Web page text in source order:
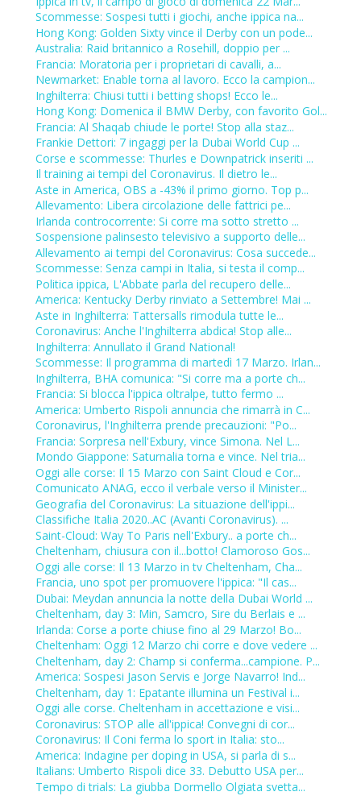
Scommesse: Sospesi tutti i giochi, anche ippica na...
Hong Kong: Golden Sixty vince il Derby con un pode...
Australia: Raid britannico a Rosehill, doppio per ...
Francia: Moratoria per i proprietari di cavalli, a...
Newmarket: Enable torna al lavoro. Ecco la campion...
Inghilterra: Chiusi tutti i betting shops! Ecco le...
Hong Kong: Domenica il BMW Derby, con favorito Gol...
Francia: Al Shaqab chiude le porte! Stop alla staz...
Frankie Dettori: 7 ingaggi per la Dubai World Cup ...
Corse e scommesse: Thurles e Downpatrick inseriti ...
Il training ai tempi del Coronavirus. Il dietro le...
Aste in America, OBS a -43% il primo giorno. Top p...
Allevamento: Libera circolazione delle fattrici pe...
Irlanda controcorrente: Si corre ma sotto stretto ...
Sospensione palinsesto televisivo a supporto delle...
Allevamento ai tempi del Coronavirus: Cosa succede...
Scommesse: Senza campi in Italia, si testa il comp...
Politica ippica, L'Abbate parla del recupero delle...
America: Kentucky Derby rinviato a Settembre! Mai ...
Aste in Inghilterra: Tattersalls rimodula tutte le...
Coronavirus: Anche l'Inghilterra abdica! Stop alle...
Inghilterra: Annullato il Grand National!
Scommesse: Il programma di martedì 17 Marzo. Irlan...
Inghilterra, BHA comunica: "Si corre ma a porte ch...
Francia: Si blocca l'ippica oltralpe, tutto fermo ...
America: Umberto Rispoli annuncia che rimarrà in C...
Coronavirus, l'Inghilterra prende precauzioni: "Po...
Francia: Sorpresa nell'Exbury, vince Simona. Nel L...
Mondo Giappone: Saturnalia torna e vince. Nel tria...
Oggi alle corse: Il 15 Marzo con Saint Cloud e Cor...
Comunicato ANAG, ecco il verbale verso il Minister...
Geografia del Coronavirus: La situazione dell'ippi...
Classifiche Italia 2020..AC (Avanti Coronavirus). ...
Saint-Cloud: Way To Paris nell'Exbury.. a porte ch...
Cheltenham, chiusura con il...botto! Clamoroso Gos...
Oggi alle corse: Il 13 Marzo in tv Cheltenham, Cha...
Francia, uno spot per promuovere l'ippica: "Il cas...
Dubai: Meydan annuncia la notte della Dubai World ...
Cheltenham, day 3: Min, Samcro, Sire du Berlais e ...
Irlanda: Corse a porte chiuse fino al 29 Marzo! Bo...
Cheltenham: Oggi 12 Marzo chi corre e dove vedere ...
Cheltenham, day 2: Champ si conferma...campione. P...
America: Sospesi Jason Servis e Jorge Navarro! Ind...
Cheltenham, day 1: Epatante illumina un Festival i...
Oggi alle corse. Cheltenham in accettazione e visi...
Coronavirus: STOP alle all'ippica! Convegni di cor...
Coronavirus: Il Coni ferma lo sport in Italia: sto...
America: Indagine per doping in USA, si parla di s...
Italians: Umberto Rispoli dice 33. Debutto USA per...
Tempo di trials: La giubba Dormello Olgiata svetta...